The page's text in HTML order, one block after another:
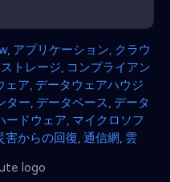
アプリケーション クラウ
トレージ コンプライアン
ェア データウェアハウジ
ター データベース データ
ードウェア マイクロソフ
害からの回復 通信網 雲